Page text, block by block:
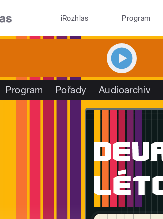
iRozhlas Program
Program Pořady Audioarchiv